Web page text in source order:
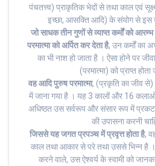
पंचतत्त्व) प्राकृतिक भेदों से तथा काल एवं
इच्छा, आसक्ति आदि) के संयोग से इस
जो साधक तीन गुणों से व्याप्त कर्मों को
परमात्मा को अर्पित कर देता है, उन कर्मों का
का भी नाश हो जाता है । ऐसा होने पर
(परमात्मा) को प्राप्त
वह आदि पुरुष परमात्मा, (प्रकृति का जीव से)
में जाना गया है । यह 3 कालों और 16
अधिष्ठत उस सर्वरूप और संसार रूप में प्रकट
की उपासना करनी
जिससे यह जगत प्रपञ्च में प्रवृत्त होता है,
काल तथा आकार से परे तथा उससे भिन्न है ।
करने वाले, उस ऐश्वर्य के स्वामी को